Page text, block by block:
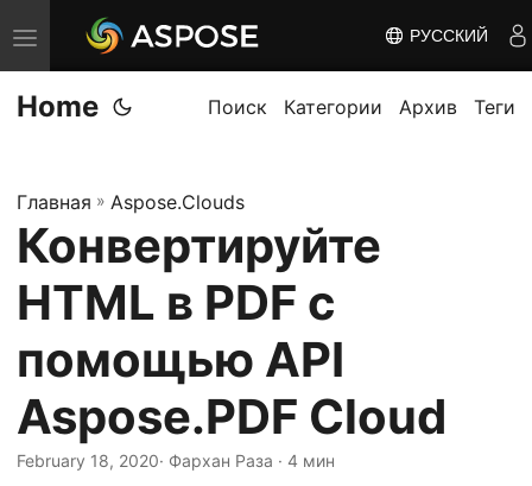
П
е
р
л
ю
и
ь
н
а
в
РУССКИЙ
Home Поиск Категории Архив Теги
Главная » Aspose.Clouds
Конвертируйте
HTML в PDF с
помощью API
Aspose.PDF Cloud
February 18, 2020· Фархан Раза · 4 мин